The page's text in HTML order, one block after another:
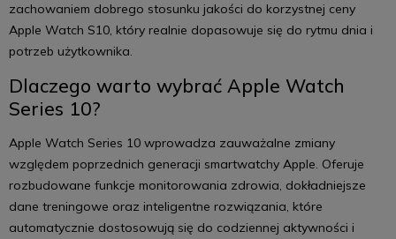
zachowaniem dobrego stosunku jakości do korzystnej ceny
Apple Watch S10, który realnie dopasowuje się do rytmu dnia i
potrzeb użytkownika.
Dlaczego warto wybrać Apple Watch
Series 10?
Apple Watch Series 10 wprowadza zauważalne zmiany
względem poprzednich generacji smartwatchy Apple. Oferuje
rozbudowane funkcje monitorowania zdrowia, dokładniejsze
dane treningowe oraz inteligentne rozwiązania, które
automatycznie dostosowują się do codziennej aktywności i